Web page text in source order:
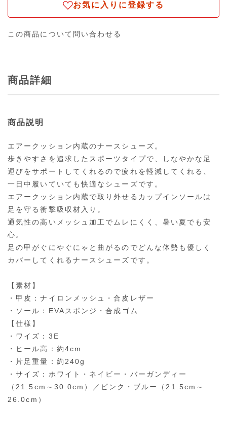
お気に入りに登録する
この商品について問い合わせる
商品詳細
商品説明
エアークッション内蔵のナースシューズ。
歩きやすさを追求したスポーツタイプで、しなやかな足
運びをサポートしてくれるので疲れを軽減してくれる、
一日中履いていても快適なシューズです。
エアークッション内蔵で取り外せるカップインソールは
足を守る衝撃吸収材入り。
通気性の高いメッシュ加工でムレにくく、暑い夏でも安
心。
足の甲がぐにやぐにゃと曲がるのでどんな体勢も優しく
カバーしてくれるナースシューズです。
【素材】
・甲皮：ナイロンメッシュ・合皮レザー
・ソール：EVAスポンジ・合成ゴム
【仕様】
・ワイズ：3E
・ヒール高：約4cm
・片足重量：約240g
・サイズ：ホワイト・ネイビー・バーガンディー
（21.5cm～30.0cm）／ピンク・ブルー（21.5cm～
26.0cm）